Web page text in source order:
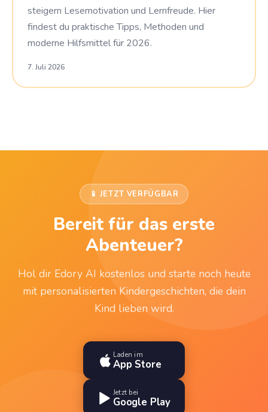
steigern Lesemotivation und Lernfreude. Hier
findest du praktische Tipps, Methoden und
moderne Hilfsmittel für 2026.
7. Juli 2026
📱 JETZT VERFÜGBAR
Bereit für das erste
Abenteuer?
Hol dir Edory AI kostenlos und starte noch heute
mit personalisierten Kindergeschichten, die dein
Kind lieben wird.
Laden im
App Store
Jetzt bei
Google Play